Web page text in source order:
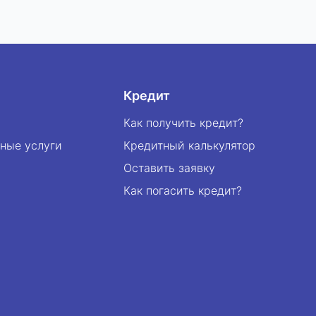
рынка Узбекистана и успешного
признание и доверие!
услуги
Кредит
Как получить кредит?
Кредитный калькулятор
Оставить заявку
Как погасить кредит?